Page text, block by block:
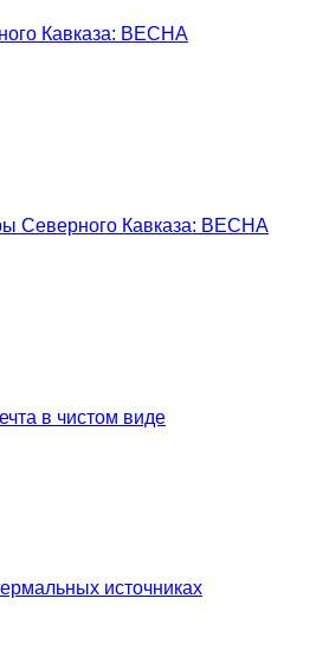
Кавказа: ВЕСНА
Северного Кавказа: ВЕСНА
в чистом виде
источниках